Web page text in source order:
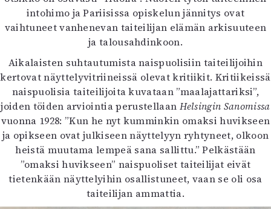
intohimo ja Pariisissa opiskelun jännitys ovat
vaihtuneet vanhenevan taiteilijan elämän arkisuuteen
ja talousahdinkoon.
Aikalaisten suhtautumista naispuolisiin taiteilijoihin
kertovat näyttelyvitriineissä olevat kritiikit. Kritiikeissä
naispuolisia taiteilijoita kuvataan ”maalajattariksi”,
joiden töiden arviointia perustellaan Helsingin Sanomissa
vuonna 1928: ”Kun he nyt kumminkin omaksi huvikseen
ja opikseen ovat julkiseen näyttelyyn ryhtyneet, olkoon
heistä muutama lempeä sana sallittu.” Pelkästään
”omaksi huvikseen” naispuoliset taiteilijat eivät
tietenkään näyttelyihin osallistuneet, vaan se oli osa
taiteilijan ammattia.